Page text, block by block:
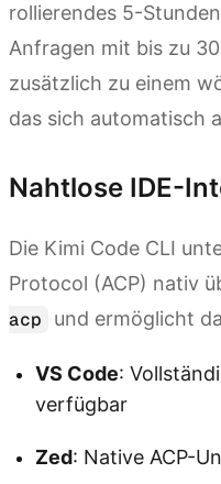
rollierendes 5-
Anfragen mit bis zu
zusätzlich zu einem
das sich automatisch
Nahtlose IDE-
Die Kimi Code CLI
Protocol (ACP) nativ
acp
und ermöglicht
VS Code:
verfügbar
Zed: Native ACP-